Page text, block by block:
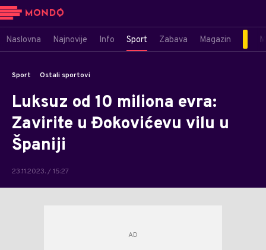
Naslovna Najnovije Info Sport Zabava Magazin
Sport Ostali sportovi
Luksuz od 10 miliona evra:
Zavirite u Đokovićevu vilu u
Španiji
23.11.2023. / 15:27